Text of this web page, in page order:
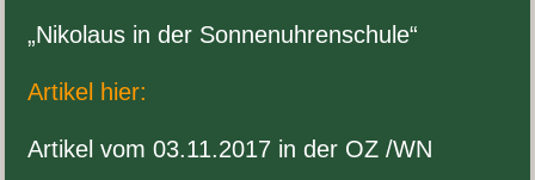
„Niko­laus in der Sonnenuhrenschule“
Artikel hier:
Artikel vom03.11.2017 in der OZ /​WN